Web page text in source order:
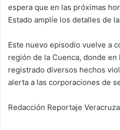
espera que en las próximas
Estado amplíe los detalles de
Este nuevo episodio vuelve a
región de la Cuenca, donde
registrado diversos hechos
alerta a las corporaciones de
Redacción Reportaje